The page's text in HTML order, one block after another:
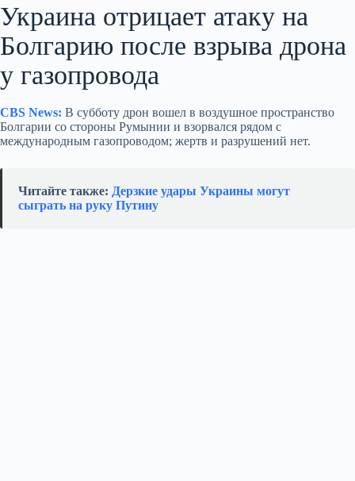
Украина отрицает атаку на
Болгарию после взрыва дрона
у газопровода
CBS News: В субботу дрон вошел в воздушное пространство
Болгарии со стороны Румынии и взорвался рядом с
международным газопроводом; жертв и разрушений нет.
Читайте также: Дерзкие удары Украины могут
сыграть на руку Путину